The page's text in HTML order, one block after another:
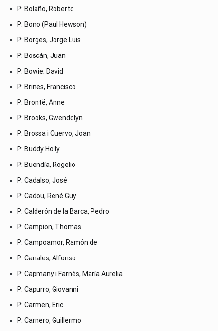
P: Bolaño, Roberto
P: Bono (Paul Hewson)
P: Borges, Jorge Luis
P: Boscán, Juan
P: Bowie, David
P: Brines, Francisco
P: Brontë, Anne
P: Brooks, Gwendolyn
P: Brossa i Cuervo, Joan
P: Buddy Holly
P: Buendía, Rogelio
P: Cadalso, José
P: Cadou, René Guy
P: Calderón de la Barca, Pedro
P: Campion, Thomas
P: Campoamor, Ramón de
P: Canales, Alfonso
P: Capmany i Farnés, María Aurelia
P: Capurro, Giovanni
P: Carmen, Eric
P: Carnero, Guillermo